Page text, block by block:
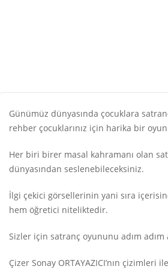
Günümüz dünyasında çocuklara
rehber çocuklarınız için harika bir oyun
Her biri birer masal kahramanı olan
dünyasından seslenebileceksiniz.
İlgi çekici görsellerinin yani sıra
hem öğretici niteliktedir.
Sizler için satranç oyununu adım
Çizer Sonay ORTAYAZICI’nın çizimleri ile